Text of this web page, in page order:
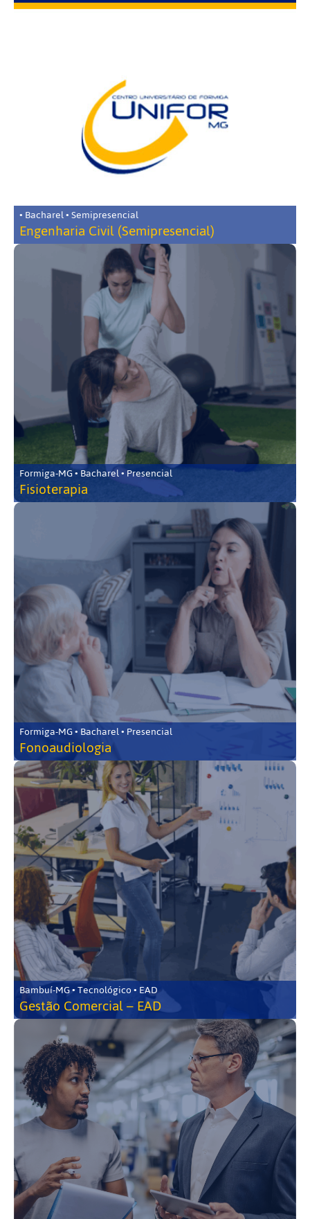
• Bacharel • Semipresencial
Engenharia Civil (Semipresencial)
Formiga-MG • Bacharel • Presencial
Fisioterapia
Formiga-MG • Bacharel • Presencial
Fonoaudiologia
Bambuí-MG • Tecnológico • EAD
Gestão Comercial – EAD